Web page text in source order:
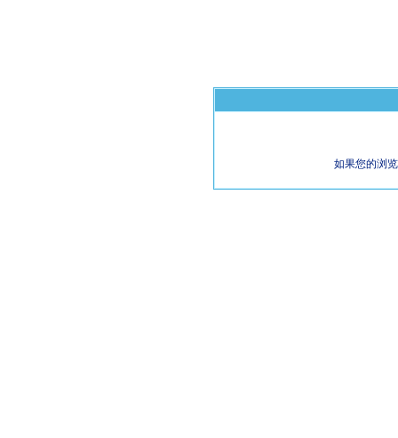
如果您的浏